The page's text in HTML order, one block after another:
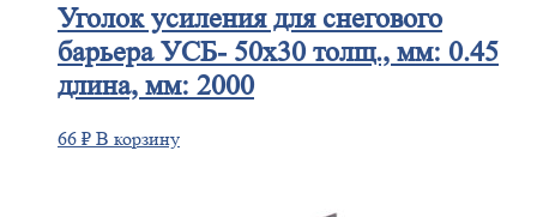
Уголокусиления для снегового
барьера УСБ- 50х30 толщ., мм: 0.45
длина, мм: 2000
66 ₽ В корзину